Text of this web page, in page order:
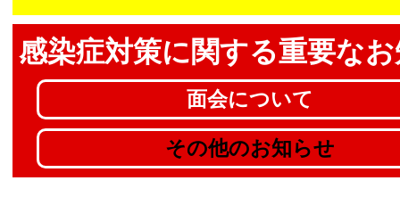
感染症対策に関する重要な
面会について
その他のお知らせ